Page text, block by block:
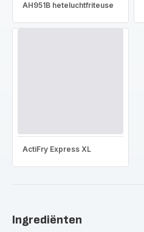
AH951B heteluchtfriteuse
ActiFry Express XL
Ingrediënten